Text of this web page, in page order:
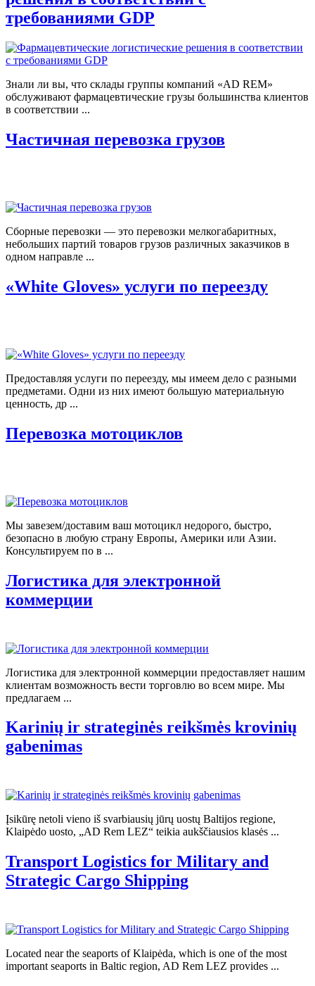
требованиями GDP
Знали ли вы, что склады группы компаний «AD REM»
обслуживают фармацевтические грузы большинства клиентов
в соответствии ...
Частичная перевозка грузов
Сборные перевозки — это перевозки мелкогабаритных,
небольших партий товаров грузов различных заказчиков в
одном направле ...
«White Gloves» услуги по переезду
Предоставляя услуги по переезду, мы имеем дело с разными
предметами. Одни из них имеют большую материальную
ценность, др ...
Перевозка мотоциклов
Мы завезем/доставим ваш мотоцикл недорого, быстро,
безопасно в любую страну Европы, Америки или Азии.
Консультируем по в ...
Логистика для электронной
коммерции
Логистика для электронной коммерции предоставляет нашим
клиентам возможность вести торговлю во всем мире. Мы
предлагаем ...
Karinių ir strateginės reikšmės krovinių
gabenimas
Įsikūrę netoli vieno iš svarbiausių jūrų uostų Baltijos regione,
Klaipėdo uosto, „AD Rem LEZ“ teikia aukščiausios klasės ...
Transport Logistics for Military and
Strategic Cargo Shipping
Located near the seaports of Klaipėda, which is one of the most
important seaports in Baltic region, AD Rem LEZ provides ...